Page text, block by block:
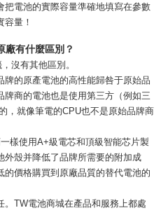
把電池的實際容量準確地填寫在參數
量！
有什麼區別？
沒有其他區別。
牌的原產電池的高性能歸咎于原始品
牌商的電池也是使用第三方（例如三
，就像筆電的CPU也不是原始品牌商
樣使用A+級電芯和頂級智能芯片製
外殼并降低了品牌所需要的附加成
價格購買到原廠品質的替代電池的
TW電池商城在產品和服務上都處